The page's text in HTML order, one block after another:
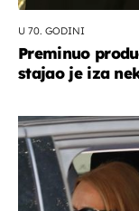
U 70. GODINI
Preminuo
stajao je iza